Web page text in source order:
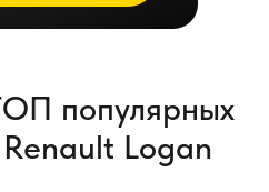
популярных
Logan